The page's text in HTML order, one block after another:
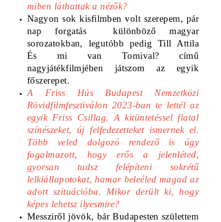
miben láthattak a nézők?
Nagyon sok kisfilmben volt szerepem, pár
nap forgatás  különböző magyar
sorozatokban, legutóbb pedig Till Attila
És mi van Tomival? című
nagyjátékfilmjében játszom az egyik
főszerepet.
A Friss Hús Budapest Nemzetközi
Rövidfilmfesztiválon 2023-ban te lettél az
egyik Friss Csillag. A kitüntetéssel fiatal
színészeket, új felfedezetteket ismernek el.
Több veled dolgozó rendező is úgy
fogalmazott, hogy erős a jelenléted,
gyorsan tudsz felépíteni sokrétű
lelkiállapotokat, hamar beleéled magad az
adott szituációba. Mikor derült ki, hogy
képes lehetsz ilyesmire?
Messziről jövök, bár Budapesten születtem